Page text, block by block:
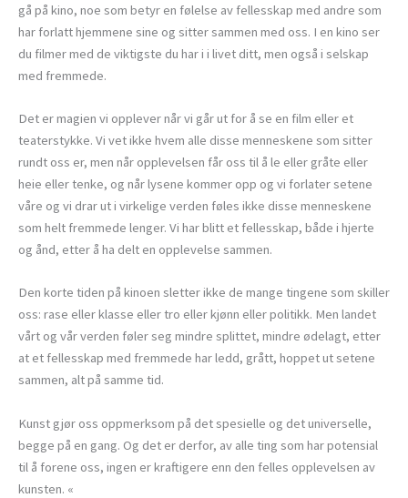
gå på kino, noe som betyr en følelse av fellesskap med andre som
har forlatt hjemmene sine og sitter sammen med oss. I en kino ser
du filmer med de viktigste du har i i livet ditt, men også i selskap
med fremmede.
Det er magien vi opplever når vi går ut for å se en film eller et
teaterstykke. Vi vet ikke hvem alle disse menneskene som sitter
rundt oss er, men når opplevelsen får oss til å le eller gråte eller
heie eller tenke, og når lysene kommer opp og vi forlater setene
våre og vi drar ut i virkelige verden føles ikke disse menneskene
som helt fremmede lenger. Vi har blitt et fellesskap, både i hjerte
og ånd, etter å ha delt en opplevelse sammen.
Den korte tiden på kinoen sletter ikke de mange tingene som skiller
oss: rase eller klasse eller tro eller kjønn eller politikk. Men landet
vårt og vår verden føler seg mindre splittet, mindre ødelagt, etter
at et fellesskap med fremmede har ledd, grått, hoppet ut setene
sammen, alt på samme tid.
Kunst gjør oss oppmerksom på det spesielle og det universelle,
begge på en gang. Og det er derfor, av alle ting som har potensial
til å forene oss, ingen er kraftigere enn den felles opplevelsen av
kunsten. «